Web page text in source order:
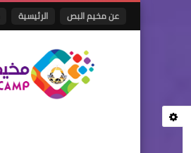
عن مخيم البص الرئيسية